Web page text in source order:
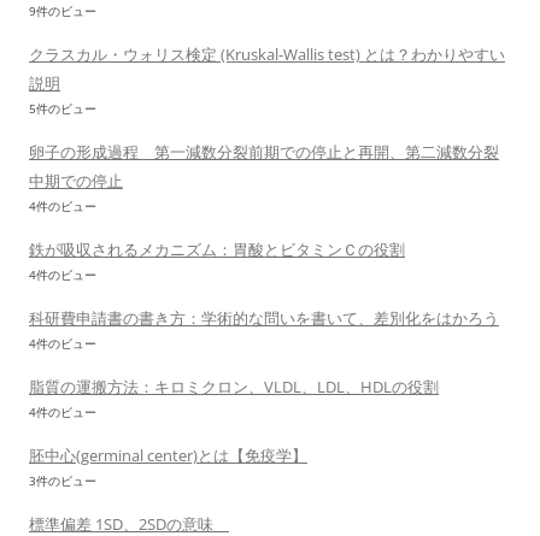
9件のビュー
クラスカル・ウォリス検定 (Kruskal-Wallis test) とは？わかりやすい
説明
5件のビュー
卵子の形成過程 第一減数分裂前期での停止と再開、第二減数分裂
中期での停止
4件のビュー
鉄が吸収されるメカニズム：胃酸とビタミンＣの役割
4件のビュー
科研費申請書の書き方：学術的な問いを書いて、差別化をはかろう
4件のビュー
脂質の運搬方法：キロミクロン、VLDL、LDL、HDLの役割
4件のビュー
胚中心(germinal center)とは【免疫学】
3件のビュー
標準偏差 1SD、2SDの意味